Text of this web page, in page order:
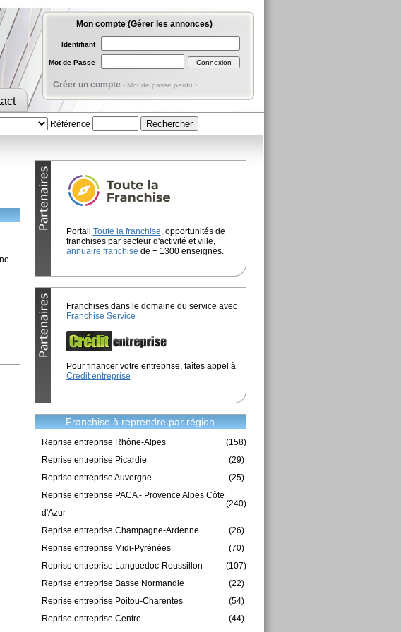
Mon compte (Gérer les annonces)
Identifiant
Mot de Passe
Créer un compte - Mot de passe perdu ?
Référence
Portail Toute la franchise, opportunités de
franchises par secteur d'activité et ville,
annuaire franchise de + 1300 enseignes.
Franchises dans le domaine du service avec
Franchise Service
Pour financer votre entreprise, faîtes appel à
Crédit entreprise
Franchise à reprendre par région
Reprise entreprise Rhône-Alpes
(158)
Reprise entreprise Picardie
(29)
Reprise entreprise Auvergne
(25)
Reprise entreprise PACA - Provence Alpes Côte
d'Azur
(240)
Reprise entreprise Champagne-Ardenne
(26)
Reprise entreprise Midi-Pyrénées
(70)
Reprise entreprise Languedoc-Roussillon
(107)
Reprise entreprise Basse Normandie
(22)
Reprise entreprise Poitou-Charentes
(54)
Reprise entreprise Centre
(44)